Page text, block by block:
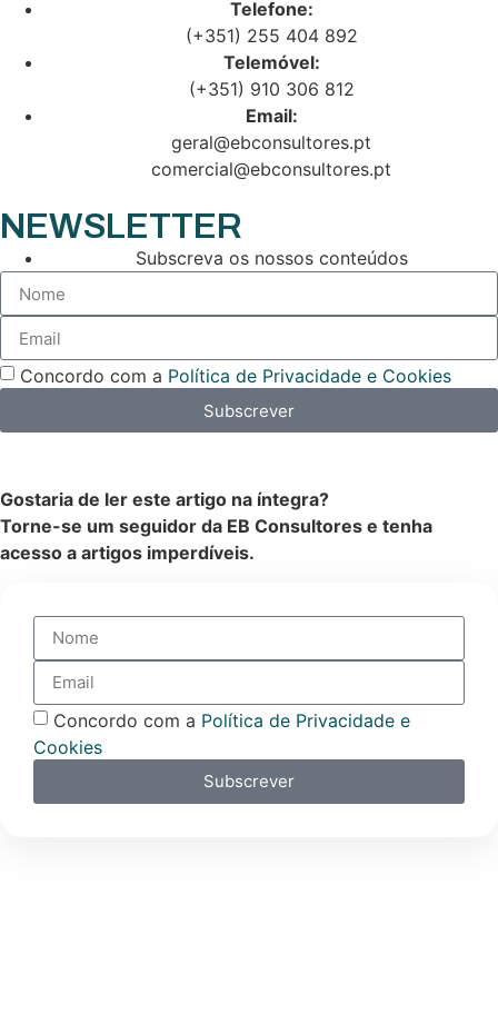
Telefone:
(+351) 255 404 892
Telemóvel:
(+351) 910 306 812
Email:
geral@ebconsultores.pt
comercial@ebconsultores.pt
NEWSLETTER
Subscreva os nossos conteúdos
Concordo com a Política de Privacidade e Cookies
Subscrever
Gostaria de ler este artigo na íntegra?
Torne-se um seguidor da EB Consultores e tenha
acesso a artigos imperdíveis.
Concordo com a Política de Privacidade e
Cookies
Subscrever